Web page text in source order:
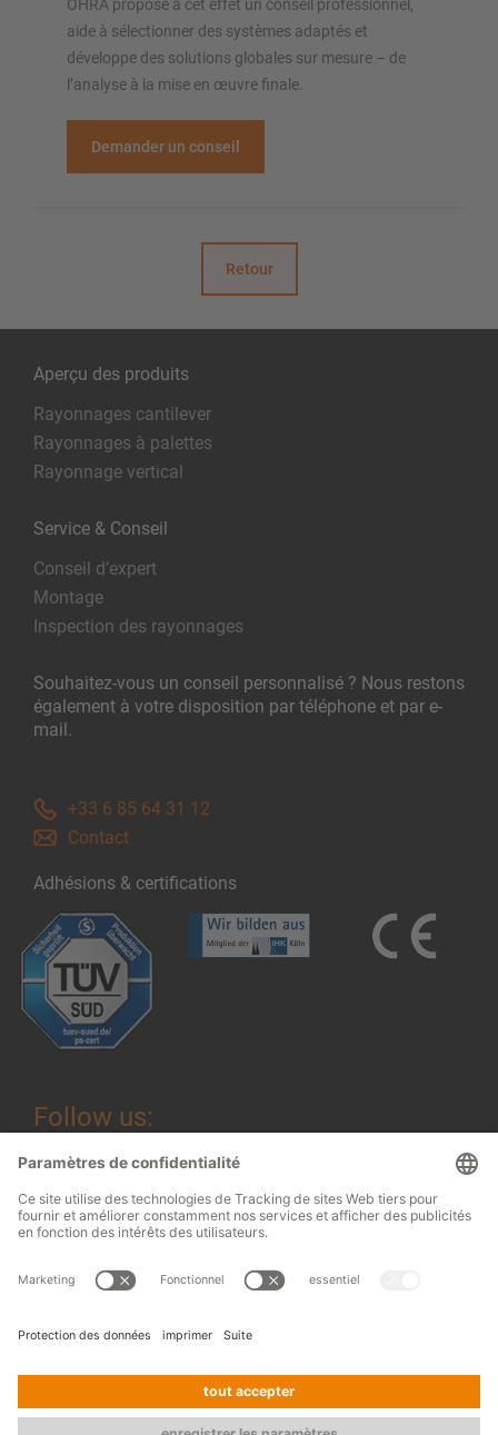
OHRA propose à cet effet un conseil professionnel,
aide à sélectionner des systèmes adaptés et
développe des solutions globales sur mesure – de
l’analyse à la mise en œuvre finale.
Demander un conseil
Retour
Aperçu des produits
Rayonnages cantilever
Rayonnages à palettes
Rayonnage vertical
Service & Conseil
Conseil d’expert
Montage
Inspection des rayonnages
Souhaitez-vous un conseil personnalisé ? Nous restons
également à votre disposition par téléphone et par e-
mail.
+33 6 85 64 31 12
Contact
Adhésions & certifications
Follow us:
Mentions légales
Terms and conditions of assembly
Protection des données
Contact
Regalanlagen